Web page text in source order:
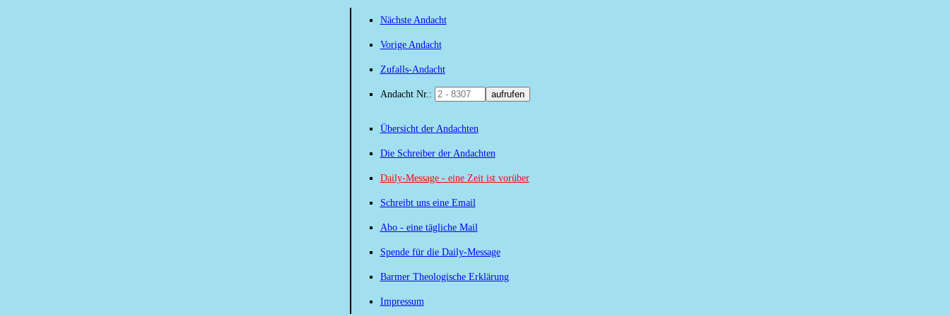
Nächste Andacht
Vorige Andacht
Zufalls-Andacht
Andacht Nr.: aufrufen
Übersicht der Andachten
Die Schreiber der Andachten
Daily-Message - eine Zeit ist vorüber
Schreibt uns eine Email
Abo - eine tägliche Mail
Spende für die Daily-Message
Barmer Theologische Erklärung
Impressum